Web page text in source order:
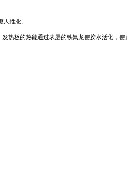
人性化。
热板的热能通过表层的铁氟龙使胶水活化，